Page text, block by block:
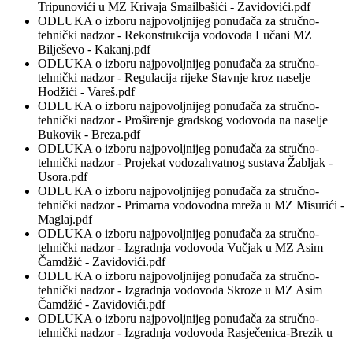
Tripunovići u MZ Krivaja Smailbašići - Zavidovići.pdf
ODLUKA o izboru najpovoljnijeg ponuđača za stručno-
tehnički nadzor - Rekonstrukcija vodovoda Lučani MZ
Bilješevo - Kakanj.pdf
ODLUKA o izboru najpovoljnijeg ponuđača za stručno-
tehnički nadzor - Regulacija rijeke Stavnje kroz naselje
Hodžići - Vareš.pdf
ODLUKA o izboru najpovoljnijeg ponuđača za stručno-
tehnički nadzor - Proširenje gradskog vodovoda na naselje
Bukovik - Breza.pdf
ODLUKA o izboru najpovoljnijeg ponuđača za stručno-
tehnički nadzor - Projekat vodozahvatnog sustava Žabljak -
Usora.pdf
ODLUKA o izboru najpovoljnijeg ponuđača za stručno-
tehnički nadzor - Primarna vodovodna mreža u MZ Misurići -
Maglaj.pdf
ODLUKA o izboru najpovoljnijeg ponuđača za stručno-
tehnički nadzor - Izgradnja vodovoda Vučjak u MZ Asim
Čamdžić - Zavidovići.pdf
ODLUKA o izboru najpovoljnijeg ponuđača za stručno-
tehnički nadzor - Izgradnja vodovoda Skroze u MZ Asim
Čamdžić - Zavidovići.pdf
ODLUKA o izboru najpovoljnijeg ponuđača za stručno-
tehnički nadzor - Izgradnja vodovoda Rasječenica-Brezik u